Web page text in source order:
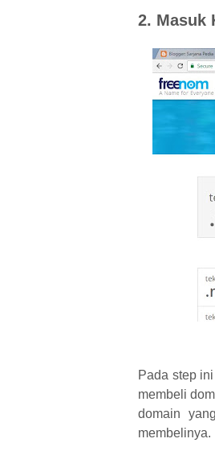
2. Masuk
Pada step
membeli
domain
membelinya.